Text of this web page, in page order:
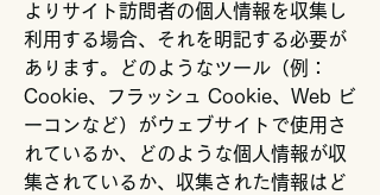
よりサイト訪問者の個人情報を収集し
利用する場合、それを明記する必要が
あります。どのようなツール（例：
Cookie、フラッシュ Cookie、Web ビ
ーコンなど）がウェブサイトで使用さ
れているか、どのような個人情報が収
集されているか、収集された情報はど